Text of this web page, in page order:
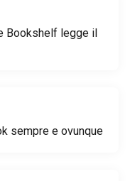
Bookshelf legge il
sempre e ovunque